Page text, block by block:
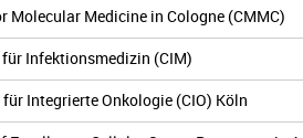
Molecular Medicine in Cologne (CMMC)
Infektionsmedizin (CIM)
Integrierte Onkologie (CIO) Köln